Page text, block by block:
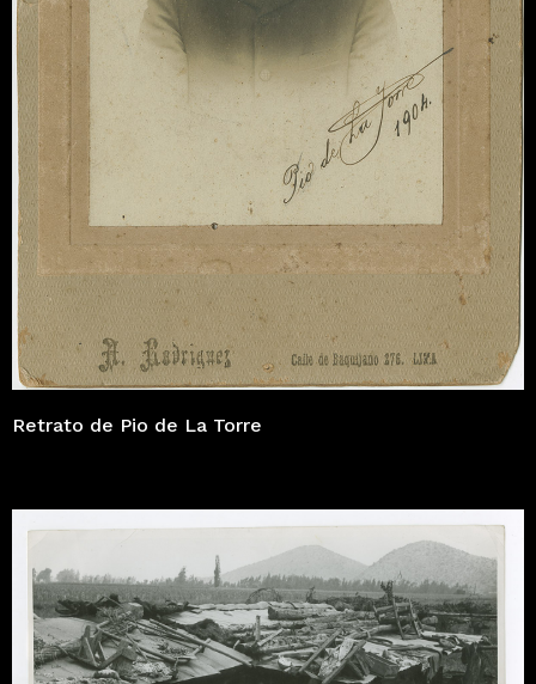
Retrato de Pio de La Torre